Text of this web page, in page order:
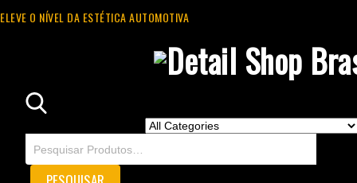
ELEVE O NÍVEL DA ESTÉTICA AUTOMOTIVA